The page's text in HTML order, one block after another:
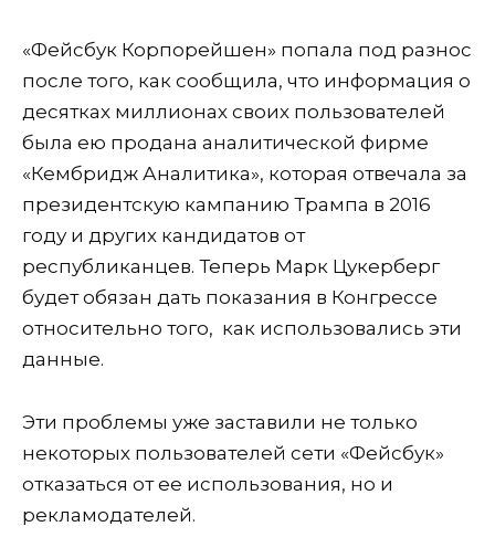
«Фейсбук Корпорейшен» попала под разнос
после того, как сообщила, что информация о
десятках миллионах своих пользователей
была ею продана аналитической фирме
«Кембридж Аналитика», которая отвечала за
президентскую кампанию Трампа в 2016
году и других кандидатов от
республиканцев. Теперь Марк Цукерберг
будет обязан дать показания в Конгрессе
относительно того, как использовались эти
данные.
Эти проблемы уже заставили не только
некоторых пользователей сети «Фейсбук»
отказаться от ее использования, но и
рекламодателей.